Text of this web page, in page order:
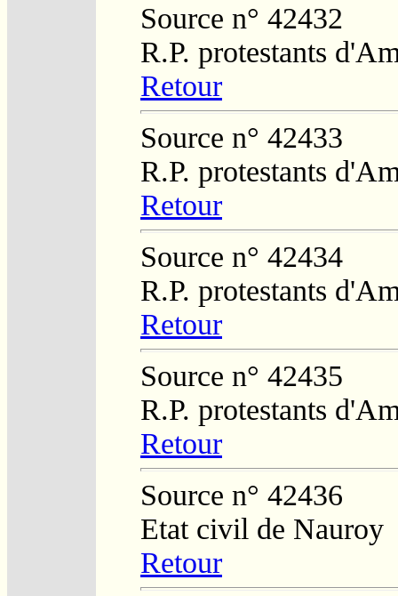
Source n° 42432
R.P. protestants
Retour
Source n° 42433
R.P. protestants
Retour
Source n° 42434
R.P. protestants
Retour
Source n° 42435
R.P. protestants
Retour
Source n° 42436
Etat civil de Nauroy
Retour